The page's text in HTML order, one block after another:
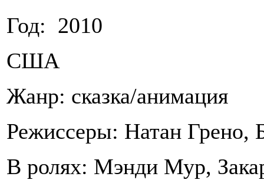
Год: 2010
США
Жанр: сказка/анимация
Режиссеры: Натан Грено,
В ролях: Мэнди Мур,